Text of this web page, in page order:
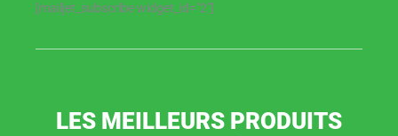
[mailjet_subscribe widget_id="2"]
LES MEILLEURS PRODUITS